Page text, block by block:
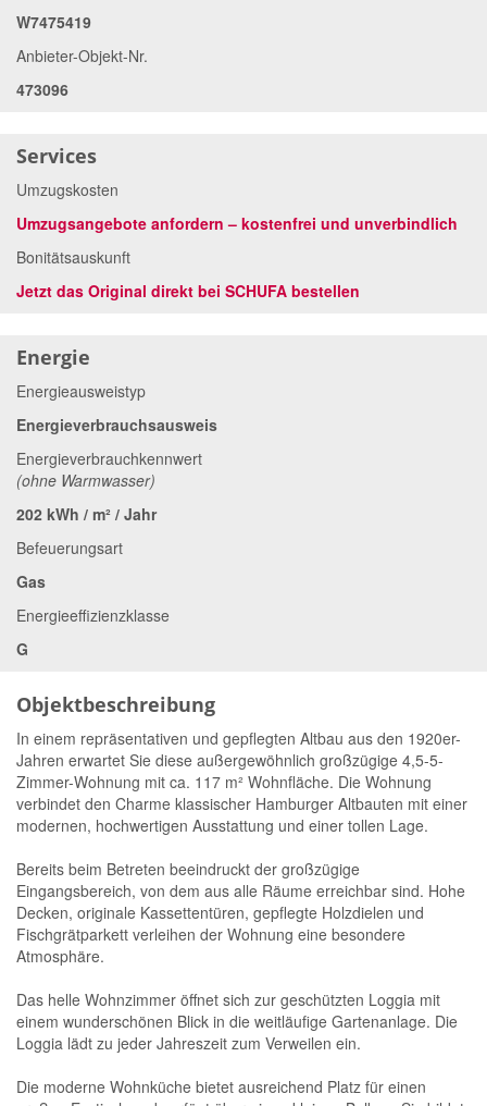
W7475419
Anbieter-Objekt-Nr.
473096
Services
Umzugskosten
Umzugsangebote anfordern – kostenfrei und unverbindlich
Bonitätsauskunft
Jetzt das Original direkt bei SCHUFA bestellen
Energie
Energieausweistyp
Energieverbrauchsausweis
Energieverbrauchkennwert
(ohne Warmwasser)
202 kWh / m² / Jahr
Befeuerungsart
Gas
Energieeffizienzklasse
G
Objektbeschreibung
In einem repräsentativen und gepflegten Altbau aus den 1920er-
Jahren erwartet Sie diese außergewöhnlich großzügige 4,5-5-
Zimmer-Wohnung mit ca. 117 m² Wohnfläche. Die Wohnung
verbindet den Charme klassischer Hamburger Altbauten mit einer
modernen, hochwertigen Ausstattung und einer tollen Lage.
Bereits beim Betreten beeindruckt der großzügige
Eingangsbereich, von dem aus alle Räume erreichbar sind. Hohe
Decken, originale Kassettentüren, gepflegte Holzdielen und
Fischgrätparkett verleihen der Wohnung eine besondere
Atmosphäre.
Das helle Wohnzimmer öffnet sich zur geschützten Loggia mit
einem wunderschönen Blick in die weitläufige Gartenanlage. Die
Loggia lädt zu jeder Jahreszeit zum Verweilen ein.
Die moderne Wohnküche bietet ausreichend Platz für einen